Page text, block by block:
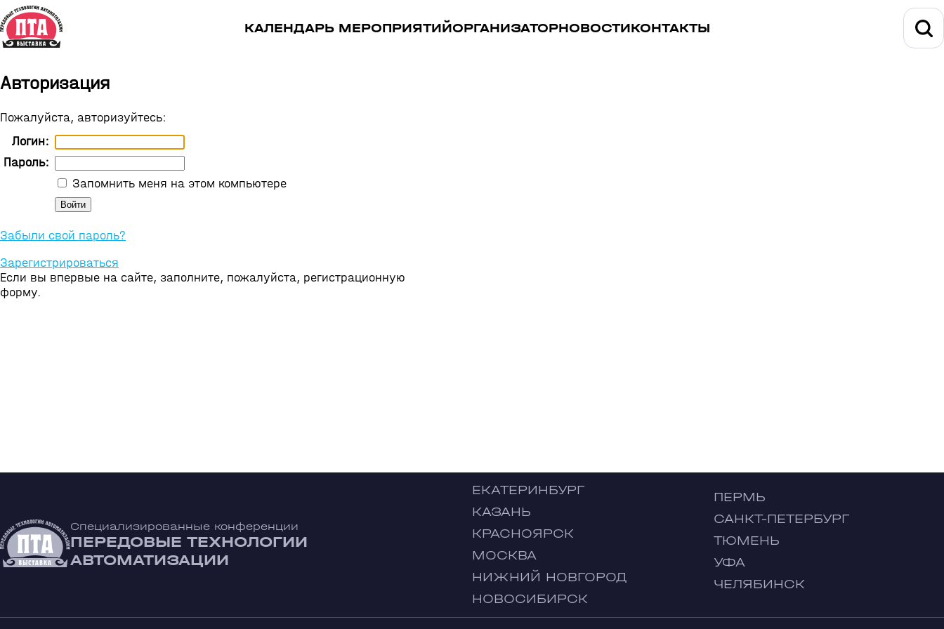
КАЛЕНДАРЬ МЕРОПРИЯТИЙОРГАНИЗАТОРНОВОСТИКОНТАКТЫ
Авторизация
Пожалуйста, авторизуйтесь:
Логин:
Пароль:
Запомнить меня на этом компьютере
Забыли свой пароль?
Зарегистрироваться
Если вы впервые на сайте, заполните, пожалуйста, регистрационную
форму.
Специализированные конференции
ПЕРЕДОВЫЕ ТЕХНОЛОГИИ
АВТОМАТИЗАЦИИ
ЕКАТЕРИНБУРГ
КАЗАНЬ
КРАСНОЯРСК
МОСКВА
НИЖНИЙ НОВГОРОД
НОВОСИБИРСК
ПЕРМЬ
САНКТ-ПЕТЕРБУРГ
ТЮМЕНЬ
УФА
ЧЕЛЯБИНСК